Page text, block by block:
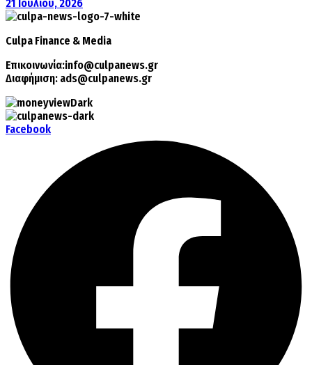
21 Ιουλίου, 2026
Culpa Finance & Media
Επικοινωνία:info@culpanews.gr
Διαφήμιση: ads@culpanews.gr
Facebook